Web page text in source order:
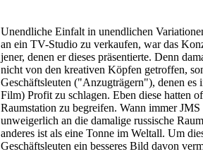
Unendliche Einfalt in unendlichen
an ein TV-Studio zu verkaufen, war das
jener, denen er dieses präsentierte. Denn
nicht von den kreativen Köpfen getroffen,
Geschäftsleuten ("Anzugträgern"), denen es
Film) Profit zu schlagen. Eben diese hatten
Raumstation zu begreifen. Wann immer
unweigerlich an die damalige russische
anderes ist als eine Tonne im Weltall. Um
Geschäftsleuten ein besseres Bild davon